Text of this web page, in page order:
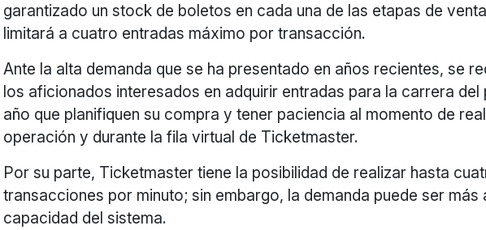
garantizado un stock de boletos en cada una de las etapas de
limitará a cuatro entradas máximo por transacción.
Ante la alta demanda que se ha presentado en años recientes, se
los aficionados interesados en adquirir entradas para la carrera del
año que planifiquen su compra y tener paciencia al momento de
operación y durante la fila virtual de Ticketmaster.
Por su parte, Ticketmaster tiene la posibilidad de realizar hasta
transacciones por minuto; sin embargo, la demanda puede ser más
capacidad del sistema.